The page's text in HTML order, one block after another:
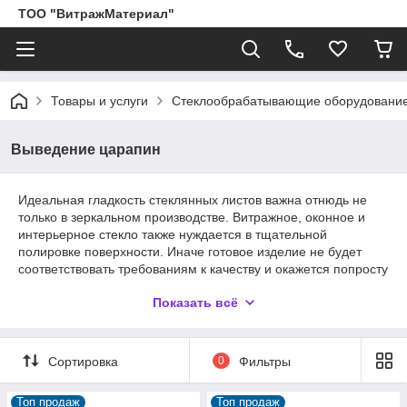
ТОО "ВитражМатериал"
Товары и услуги Стеклообрабатывающие
Выведение царапин
Идеальная гладкость стеклянных листов важна отнюдь не
только в зеркальном производстве. Витражное, оконное и
интерьерное стекло также нуждается в тщательной
полировке поверхности. Иначе готовое изделие не будет
соответствовать требованиям к качеству и окажется попросту
Для обработки поверхностей стеклянных изделий в
же от царапин и прочих исправимых изъянов небольших
изделий оптимально использовать ручные шлифовальные
машины или же полировочные бруски. Полировочные
Показать всё
Сортировка 0 Фильтры
Топ продаж Топ продаж